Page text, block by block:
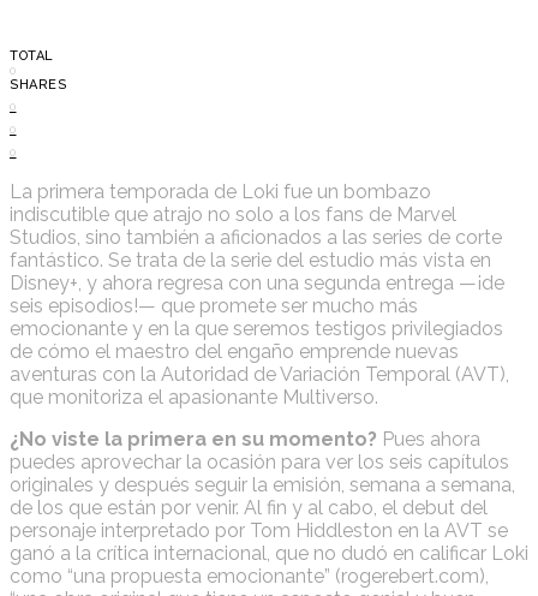
TOTAL
0
SHARES
0
0
0
La primera temporada de Loki fue un bombazo
indiscutible que atrajo no solo a los fans de Marvel
Studios, sino también a aficionados a las series de corte
fantástico. Se trata de la serie del estudio más vista en
Disney+, y ahora regresa con una segunda entrega —¡de
seis episodios!— que promete ser mucho más
emocionante y en la que seremos testigos privilegiados
de cómo el maestro del engaño emprende nuevas
aventuras con la Autoridad de Variación Temporal (AVT),
que monitoriza el apasionante Multiverso.
¿No viste la primera en su momento? Pues ahora
puedes aprovechar la ocasión para ver los seis capítulos
originales y después seguir la emisión, semana a semana,
de los que están por venir. Al fin y al cabo, el debut del
personaje interpretado por Tom Hiddleston en la AVT se
ganó a la crítica internacional, que no dudó en calificar Loki
como “una propuesta emocionante” (rogerebert.com),